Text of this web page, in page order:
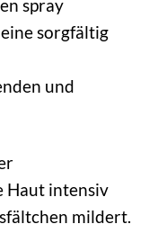
spray
sorgfältig
und
Haut intensiv
mildert.